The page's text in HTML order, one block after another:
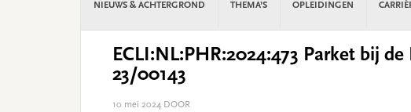
NIEUWS & ACHTERGROND THEMA’S OPLEIDINGEN
ECLI:NL:PHR:2024:473 Parket bij
23/00143
10 mei 2024 DOOR